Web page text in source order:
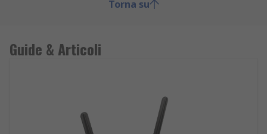
Torna su
Guide & Articoli